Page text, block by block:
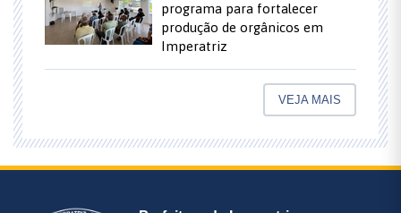
programa para fortalecer
produção de orgânicos em
Imperatriz
VEJA MAIS